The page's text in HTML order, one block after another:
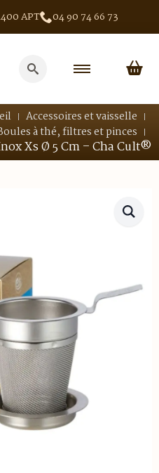
APT 04 90 74 66 73
for:
Accessoires et vaisselle
à thé, filtres et pinces
Xs Ø 5 Cm – Cha Cult®